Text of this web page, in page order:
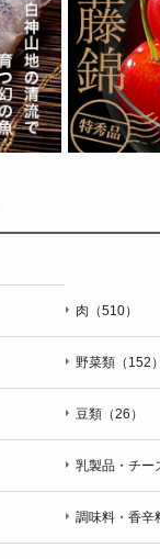
肉（510）
野菜類（152）
豆類（26）
乳製品・チー
調味料・香辛